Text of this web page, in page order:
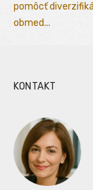
pomôcť
obmed...
KONTAKT